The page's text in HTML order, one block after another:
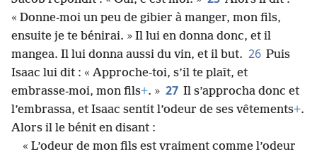
« Donne-moi un peu de gibier à manger, mon fils,
ensuite je te bénirai. » Il lui en donna donc, et il
mangea. Il lui donna aussi du vin, et il but. 26 Puis
Isaac lui dit : « Approche-toi, s’il te plaît, et
embrasse-moi, mon fils+. » 27 Il s’approcha donc et
l’embrassa, et Isaac sentit l’odeur de ses vêtements+.
Alors il le bénit en disant :
« L’odeur de mon fils est vraiment comme l’odeur